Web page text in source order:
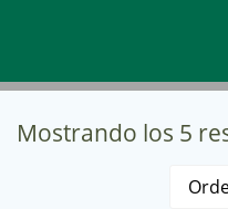
Categoría:
Mostrando los 5